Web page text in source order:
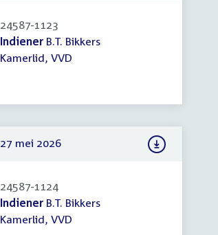
24587-1123
IndienerB.T. Bikkers
Kamerlid, VVD
27 mei 2026
24587-1124
IndienerB.T. Bikkers
Kamerlid, VVD